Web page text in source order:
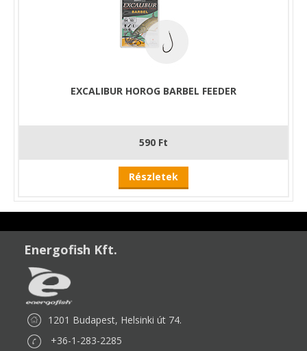
EXCALIBUR HOROG BARBEL FEEDER
590 Ft
Részletek
Energofish Kft.
1201 Budapest, Helsinki út 74.
+36-1-283-2285